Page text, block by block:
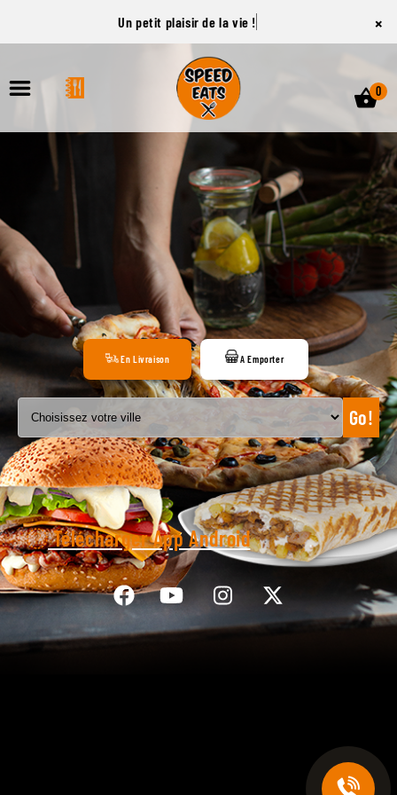
×
Un petit plaisir de la vie !
LA CARTE
VOTRE COMPTE
NOTRE RESTAURANT
VOS AVIS
MENTIONS LÉGALES
0
En Livraison A Emporter
Go!
Télécharger App Android